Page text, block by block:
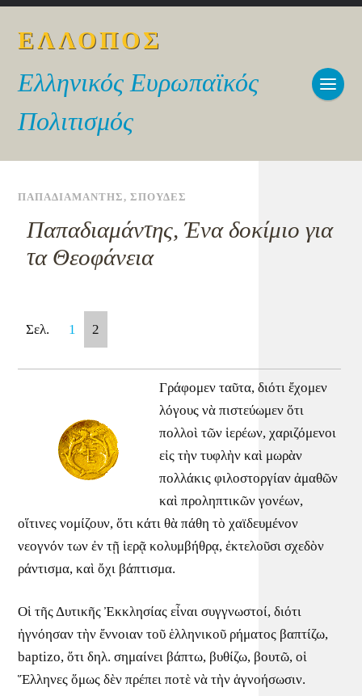
ΕΛΛΟΠΟΣ
Ελληνικός Ευρωπαϊκός
Πολιτισμός
ΠΑΠΑΔΙΑΜΑΝΤΗΣ,ΣΠΟΥΔΕΣ
Παπαδιαμάντης, Ένα δοκίμιο για
τα Θεοφάνεια
Σελ. 1 2
Γράφομεν ταῦτα, διότι ἔχομεν
λόγους νὰ πιστεύωμεν ὅτι
πολλοὶ τῶν ἱερέων, χαριζόμενοι
εἰς τὴν τυφλὴν καὶ μωρὰν
πολλάκις φιλοστοργίαν ἀμαθῶν
καὶ προληπτικῶν γονέων,
οἵτινες νομίζουν, ὅτι κάτι θὰ πάθη τὸ χαϊδευμένον
νεογνόν των ἐν τῇ ἱερᾷ κολυμβήθρᾳ, ἐκτελοῦσι σχεδὸν
ράντισμα, καὶ ὄχι βάπτισμα.
Οἱ τῆς Δυτικῆς Ἐκκλησίας εἶναι συγγνωστοί, διότι
ἠγνόησαν τὴν ἔννοιαν τοῦ ἑλληνικοῦ ρήματος βαπτίζω,
baptizo, ὅτι δηλ. σημαίνει βάπτω, βυθίζω, βουτῶ, οἱ
Ἕλληνες ὅμως δὲν πρέπει ποτὲ νὰ τὴν ἁγνοήσωσιν.